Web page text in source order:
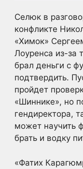
Селюк в
конфликте
«Химок»
Лоуренса из-за
брал деньги с
подтвердить.
пройдет
«Шиннике», но
гендиректора,
может научить
брать и водку
«Фатих